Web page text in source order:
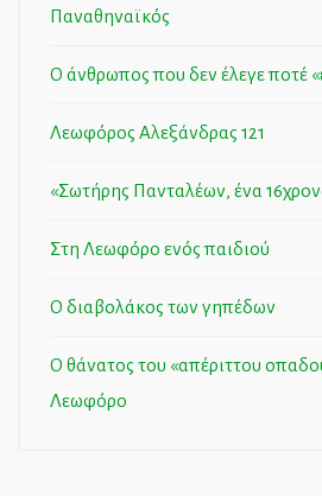
Παναθηναϊκός
Ο άνθρωπος που δεν έλεγε ποτέ
Λεωφόρος Αλεξάνδρας 121
«Σωτήρης Πανταλέων, ένα
Στη Λεωφόρο ενός παιδιού
Ο διαβολάκος των γηπέδων
Ο θάνατος του «απέριττου
Λεωφόρο